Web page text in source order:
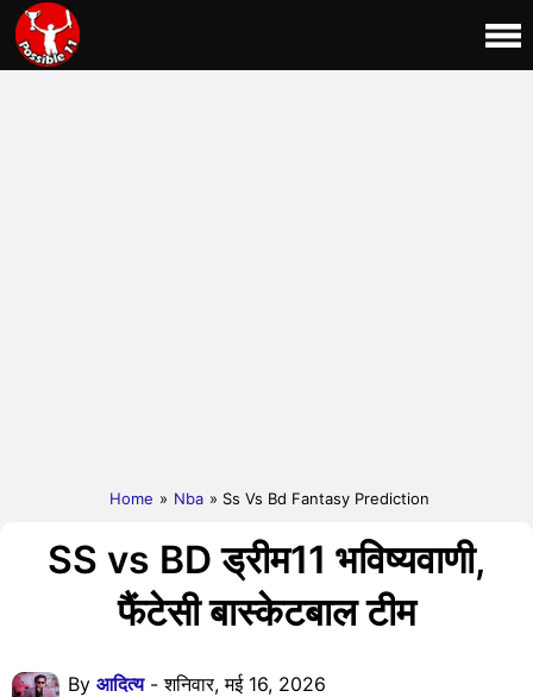
Home » Nba » Ss Vs Bd Fantasy Prediction
SS vs BD ड्रीम11 भविष्यवाणी,
फैंटेसी बास्केटबाल टीम
By आदित्य- शनिवार, मई 16, 2026